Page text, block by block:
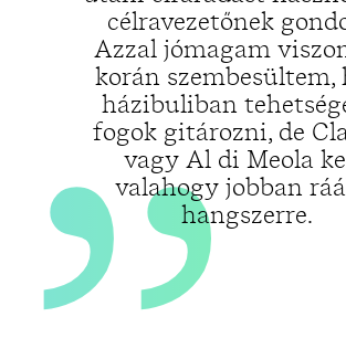
célravezetőnek
Azzal jómagam
korán szembesültem,
házibuliban
fogok gitározni, de
vagy Al di Meola
valahogy jobban
hangszerre.